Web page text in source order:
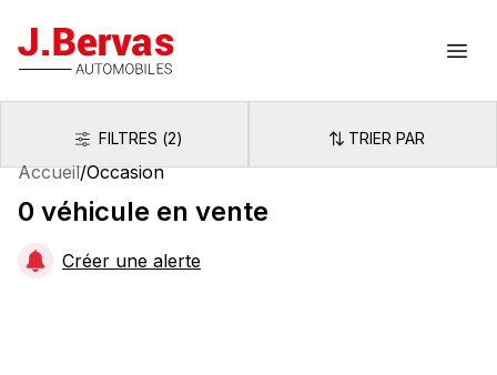
J.Bervas
FiltresFILTRES (2) Trier par
TRIER PAR
Accueil/Occasion
0 véhicule en vente
Créer une alerte